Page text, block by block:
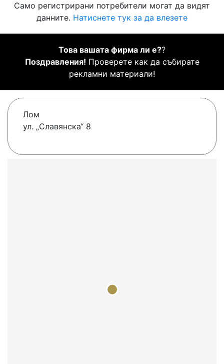
Само регистрирани потребители могат да видят
данните. Натиснете тук за да влезете
Това вашата фирма ли е??
Поздравления! Проверете как да събирате
рекламни материали!
Лом
ул. „Славянска“ 8